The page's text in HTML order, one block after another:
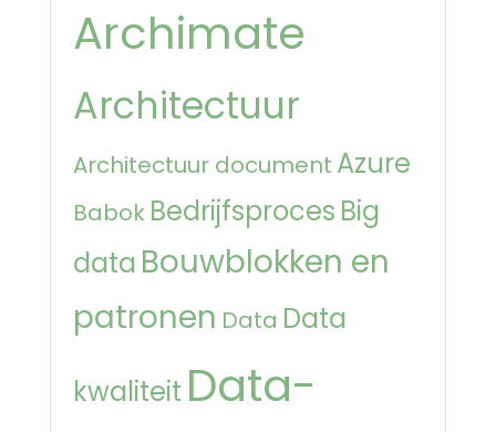
Archimate
Architectuur
Architectuur document Azure
Babok Bedrijfsproces Big
data Bouwblokken en
patronen Data Data
kwaliteit Data-